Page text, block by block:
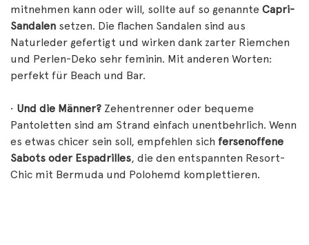
mitnehmen kann oder will, sollte auf so genannte Capri-
Sandalen setzen. Die flachen Sandalen sind aus
Naturleder gefertigt und wirken dank zarter Riemchen
und Perlen-Deko sehr feminin. Mit anderen Worten:
perfekt für Beach und Bar.
• Und die Männer? Zehentrenner oder bequeme
Pantoletten sind am Strand einfach unentbehrlich. Wenn
es etwas chicer sein soll, empfehlen sich fersenoffene
Sabots oder Espadrilles, die den entspannten Resort-
Chic mit Bermuda und Polohemd komplettieren.